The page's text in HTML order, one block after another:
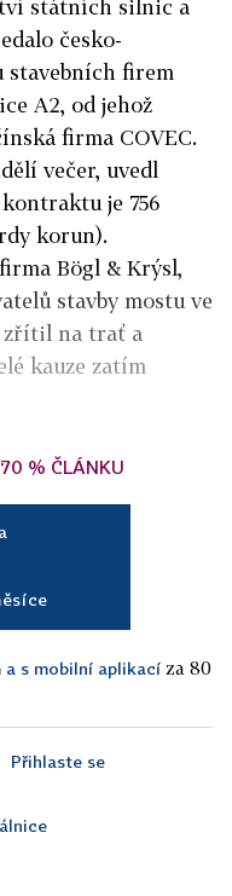
státních silnic a
česko-
stavebních firem
A2, od jehož
firma COVEC.
večer, uvedl
je 756
korun).
Bögl & Krýsl,
stavby mostu ve
zřítil na trať a
kauze zatím
% ČLÁNKU
a s mobilní aplikací za 80
Přihlaste se